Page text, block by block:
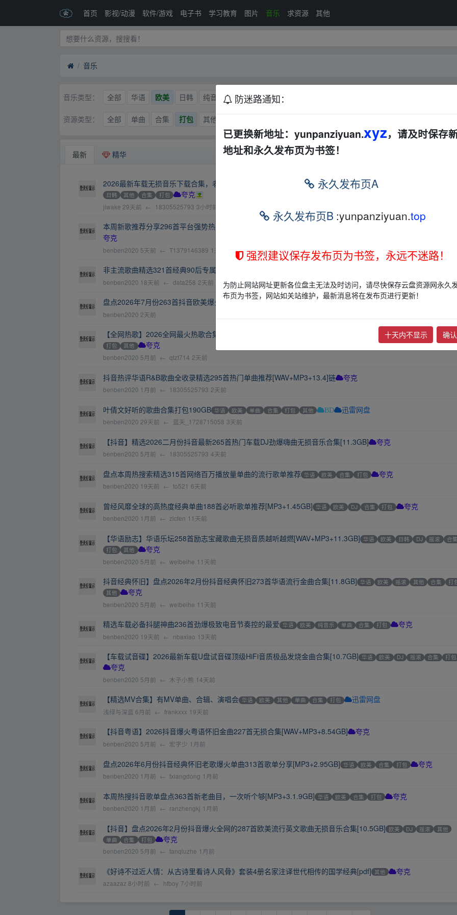
首页 影视/动漫 软件/游戏 电子书 学习教育 图片 音乐 求资源 其他
音乐
音乐类型： 全部 华语 欧美 日韩 纯音乐 DJ 摇滚 其他
资源类型： 全部 单曲 合集 打包 其他
最新 精华
2026最新车载无损音乐下载合集，老歌、粤语、新歌、DJ、民谣、英文、说唱、MV全都有[411GB]
日韩
其他 合集 打包 夸克
jiwake 29天前 ← 18305525793 3小时前
本周新歌推荐分享296首平台强势热门流行单曲歌单精选集[MP3+2.28GB]
夸克
benben2020 5天前 ← T1379146389 1天前
非主流歌曲精选321首经典90后专属青春回忆杀歌单推荐
benben2020 18天前 ← data258 2天前
盘点2026年7月份263首抖音欧美爆火英文流行单曲推荐[MP3+2GB]
benben2020 2天前
【全网热歌】2026全网最火热歌合集无损沉浸式听歌[WAV+MP3+9.85GB] 日韩 纯音乐 DJ
合集
打包
其他 夸克
benben2020 5月前 ← qtzt714 2天前
抖音热评华语R&B歌曲全收录精选295首热门单曲推荐[WAV+MP3+13.4]链 夸克
benben2020 1月前 ← 18305525793 2天前
叶倩文好听的歌曲合集打包190GB 华语 欧美 单曲 合集 打包 其他 BD 迅雷网盘
benben2020 29天前 ← 蓝天_1728715058 3天前
【抖音】精选2026二月份抖音最新265首热门车载DJ劲爆嗨曲无损音乐合集[11.3GB] 夸克
benben2020 5月前 ← 18305525793 4天前
盘点本周热搜索精选315首网络百万播放量单曲的流行歌单推荐 华语 欧美 合集 打包 夸克
benben2020 19天前 ← to521 6天前
曾经风靡全球的高热度经典单曲188首必听歌单推荐[MP3+1.45GB] 华语 欧美 DJ 合集 打包 夸克
benben2020 1月前 ← zlcfen 11天前
【华语励志】华语乐坛258首励志宝藏歌曲无损音质越听越燃[WAV+MP3+11.3GB] 华语 欧美 日韩 DJ 摇滚
合
打包
其他 夸克
benben2020 5月前 ← weibeihe 11天前
抖音经典怀旧】盘点2026年2月份抖音经典怀旧273首华语流行金曲合集[11.8GB] 华语 欧美 摇滚 其他 合集
打
其他
夸克
benben2020 5月前 ← weibeihe 11天前
精选车载必备抖腿神曲236首劲爆极致电音节奏控的最爱 华语 欧美 纯音乐 单曲 合集 打包 夸克
benben2020 19天前 ← nbaxiao 13天前
【车载试音碟】2026最新车载U盘试音碟顶级HiFi音质极品发烧金曲合集[10.7GB] 华语 欧美 DJ 摇滚 合集 打包
夸克
benben2020 5月前 ← 木子小熊 14天前
【精选MV合集】有MV单曲、合辑、演唱会 华语 欧美 其他 单曲 合集 打包 迅雷网盘
浅绿与深蓝 6月前 ← frankxxx 19天前
【抖音粤语】2026抖音爆火粤语怀旧金曲227首无损合集[WAV+MP3+8.54GB] 夸克
benben2020 5月前 ← 宏字少 1月前
盘点2026年6月份抖音经典怀旧老歌爆火单曲313首歌单分享[MP3+2.95GB] 华语 欧美 合集 打包 夸克
benben2020 1月前 ← txiangdong 1月前
本周热搜抖音歌单盘点363首新老曲目，一次听个够[MP3+3.1.9GB] 华语 欧美 合集 打包 夸克
benben2020 1月前 ← ranzhengkj 1月前
【抖音】盘点2026年2月份抖音爆火全网的287首欧美流行英文歌曲无损音乐合集[10.5GB] 欧美 DJ 摇滚
其他
单曲
合集 打包 夸克
benben2020 5月前 ← tanqiuzhe 1月前
《好诗不过近人情：从古诗里看诗人风骨》套装4册名家注译世代相传的国学经典[pdf] 其他 夸克
azaazaz 8小时前 ← hfboy 7小时前
防迷路通知：
已更换新地址：yunpanziyuan.xyz，请及时保存
地址和永久发布页为书签！
永久发布页A
永久发布页B :yunpanziyuan.top
强烈建议保存发布页为书签，永远不迷路！
为防止网站网址更新各位盘主无法及时访问，请尽快保存云盘资源网永久
布页为书签，网站如关站维护，最新消息将在发布页进行更新！
十天内不显示 确认